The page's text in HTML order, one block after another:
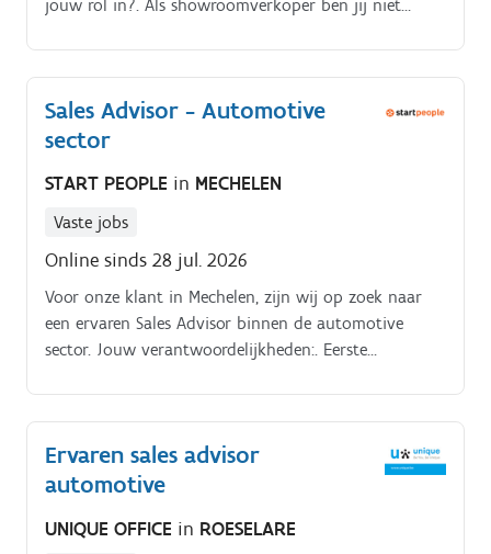
jouw rol in?. Als showroomverkoper ben jij niet
Sales Advisor - Automotive
sector
START PEOPLE in MECHELEN
Vaste jobs
Online sinds 28 jul. 2026
Voor onze klant in Mechelen, zijn wij op zoek naar
een ervaren Sales Advisor binnen de automotive
sector. Jouw verantwoordelijkheden:. Eerste
Ervaren sales advisor
automotive
UNIQUE OFFICE in ROESELARE